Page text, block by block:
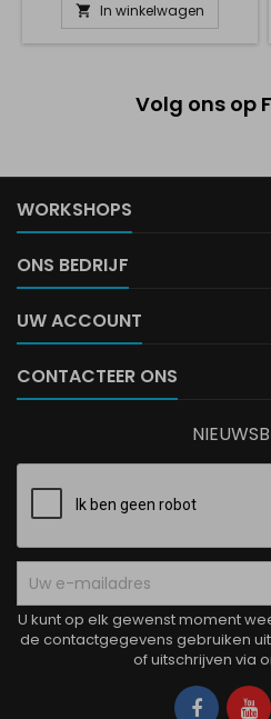
 In winkelwagen
Volg ons op
WORKSHOPS
ONS BEDRIJF
UW ACCOUNT
CONTACTEER ONS
U kunt op elk gewenst moment
de contactgegevens gebruiken
of uitschrijven via